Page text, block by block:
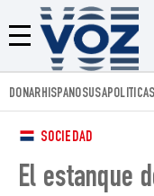
Menú
DONARHISPANOSUSAPOLITICA
SOCIEDAD
El estanque